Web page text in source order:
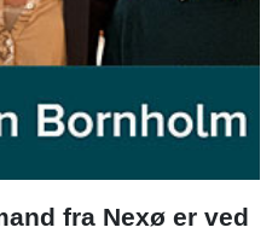
fra Nexø er ved